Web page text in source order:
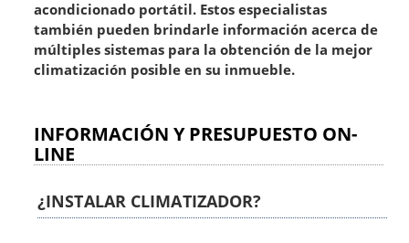
acondicionado portátil. Estos especialistas
también pueden brindarle información acerca de
múltiples sistemas para la obtención de la mejor
climatización posible en su inmueble.
INFORMACIÓN Y PRESUPUESTO ON-
LINE
¿INSTALAR CLIMATIZADOR?